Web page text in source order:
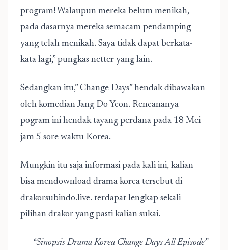
program! Walaupun mereka belum menikah,
pada dasarnya mereka semacam pendamping
yang telah menikah. Saya tidak dapat berkata-
kata lagi,” pungkas netter yang lain.
Sedangkan itu,” Change Days” hendak dibawakan
oleh komedian Jang Do Yeon. Rencananya
pogram ini hendak tayang perdana pada 18 Mei
jam 5 sore waktu Korea.
Mungkin itu saja informasi pada kali ini, kalian
bisa mendownload drama korea tersebut di
drakorsubindo.live. terdapat lengkap sekali
pilihan drakor yang pasti kalian sukai.
“Sinopsis Drama Korea Change Days All Episode”